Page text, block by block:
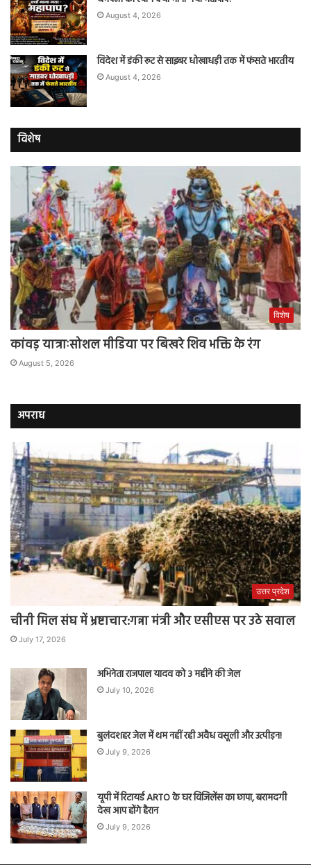
August 4, 2026
विदेश में डंकी रूट से साइबर धोखाधड़ी तक में फंसते भारतीय
August 4, 2026
विशेष
विशेष
कांवड़ यात्राःसोशल मीडिया पर बिखरे शिव भक्ति के रंग
August 5, 2026
अपराध
उत्तर प्रदेश
चीनी मिल संघ में भ्रष्टाचार:गन्ना मंत्री और एसीएस पर उठे सवाल
July 17, 2026
अभिनेता राजपाल यादव को 3 महीने की जेल
July 10, 2026
बुलंदशहर जेल में थम नहीं रही अवैध वसूली और उत्पीड़न!
July 9, 2026
यूपी में रिटायर्ड ARTO के घर विजिलेंस का छापा, बरामदगी
देख आप होंगे हैरान
July 9, 2026